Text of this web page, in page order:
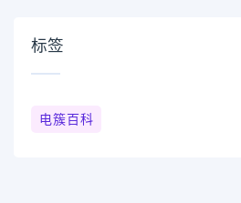
标签
电簇百科